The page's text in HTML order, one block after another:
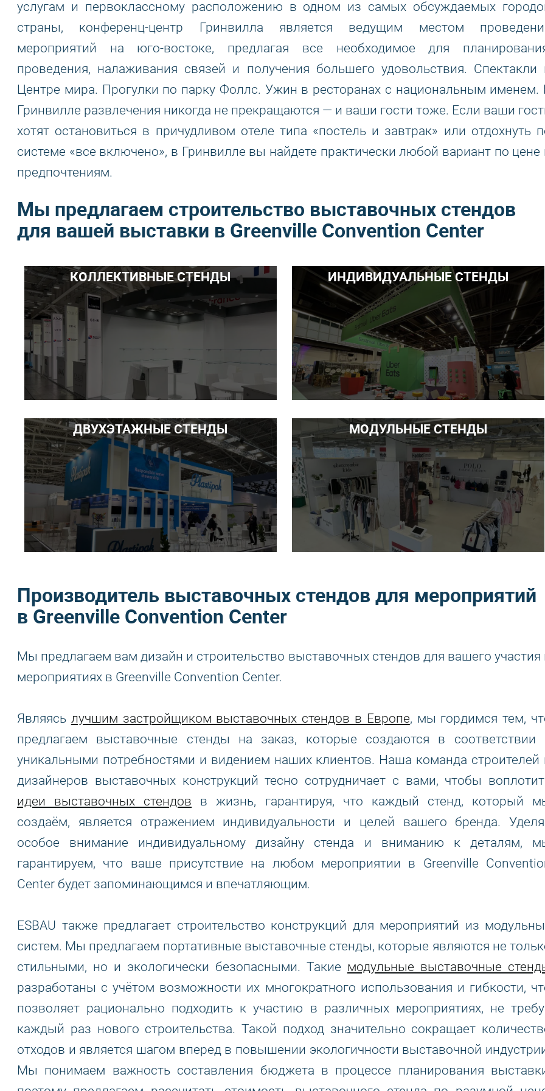
услугам и первоклассному расположению в одном из самых обсуждаемых
страны, конференц-центр Гринвилла является ведущим местом
мероприятий на юго-востоке, предлагая все необходимое для
проведения, налаживания связей и получения большего удовольствия. Спектакли
Центре мира. Прогулки по парку Фоллс. Ужин в ресторанах с национальным именем.
Гринвилле развлечения никогда не прекращаются — и ваши гости тоже. Если ваши
хотят остановиться в причудливом отеле типа «постель и завтрак» или отдохнуть
системе «все включено», в Гринвилле вы найдете практически любой вариант по цене
предпочтениям.
Мы предлагаем строительство выставочных стендов
для вашей выставки в Greenville Convention Center
КОЛЛЕКТИВНЫЕ СТЕНДЫ ИНДИВИДУАЛЬНЫЕ СТЕНДЫ
ДВУХЭТАЖНЫЕ СТЕНДЫ МОДУЛЬНЫЕ СТЕНДЫ
Производитель выставочных стендов для мероприятий
в Greenville Convention Center
Мы предлагаем вам дизайн и строительство выставочных стендов для вашего участия
мероприятиях в Greenville Convention Center.
Являясь лучшим застройщиком выставочных стендов в Европе, мы гордимся тем,
предлагаем выставочные стенды на заказ, которые создаются в соответствии
уникальными потребностями и видением наших клиентов. Наша команда строителей
дизайнеров выставочных конструкций тесно сотрудничает с вами, чтобы
идеи выставочных стендов в жизнь, гарантируя, что каждый стенд, который
создаём, является отражением индивидуальности и целей вашего бренда.
особое внимание индивидуальному дизайну стенда и вниманию к деталям,
гарантируем, что ваше присутствие на любом мероприятии в Greenville
Center будет запоминающимся и впечатляющим.
ESBAU также предлагает строительство конструкций для мероприятий из
систем. Мы предлагаем портативные выставочные стенды, которые являются не
стильными, но и экологически безопасными. Такие модульные выставочные
разработаны с учётом возможности их многократного использования и гибкости,
позволяет рационально подходить к участию в различных мероприятиях, не
каждый раз нового строительства. Такой подход значительно сокращает
отходов и является шагом вперед в повышении экологичности выставочной
Мы понимаем важность составления бюджета в процессе планирования